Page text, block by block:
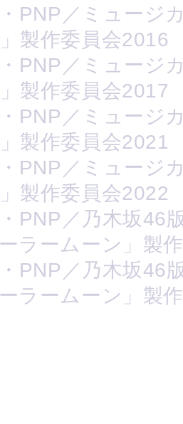
PNP／ミュージ
製作委員会2016
PNP／ミュージ
製作委員会2017
PNP／ミュージ
製作委員会2021
PNP／ミュージ
製作委員会2022
PNP／乃木坂46
ラームーン」製
PNP／乃木坂46
ラームーン」製